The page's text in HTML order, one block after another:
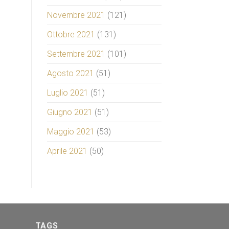
Novembre 2021 (121)
Ottobre 2021 (131)
Settembre 2021 (101)
Agosto 2021 (51)
Luglio 2021 (51)
Giugno 2021 (51)
Maggio 2021 (53)
Aprile 2021 (50)
TAGS